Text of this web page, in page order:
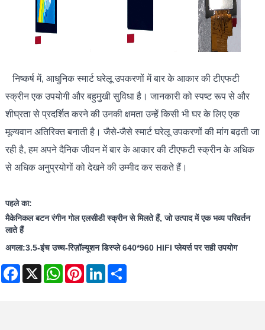
निष्कर्ष में, आधुनिक स्मार्ट घरेलू उपकरणों में बार के आकार की टीएफटी
स्क्रीन एक उपयोगी और बहुमुखी सुविधा है। जानकारी को स्पष्ट रूप से और
शीघ्रता से प्रदर्शित करने की उनकी क्षमता उन्हें किसी भी घर के लिए एक
मूल्यवान अतिरिक्त बनाती है। जैसे-जैसे स्मार्ट घरेलू उपकरणों की मांग बढ़ती जा
रही है, हम अपने दैनिक जीवन में बार के आकार की टीएफटी स्क्रीन के अधिक
से अधिक अनुप्रयोगों को देखने की उम्मीद कर सकते हैं।
पहले का:
मैकेनिकल बटन रंगीन गोल एलसीडी स्क्रीन से मिलते हैं, जो उत्पाद में एक भव्य परिवर्तन
लाते हैं
अगला:3.5-इंच उच्च-रिज़ॉल्यूशन डिस्प्ले 640*960 HIFI प्लेयर्स पर सही उपयोग
Facebook
X WhatsAppPinterestLinkedIn